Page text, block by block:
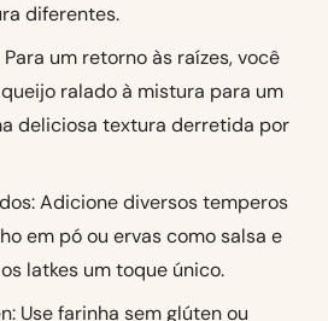
diferentes.
um retorno às raízes, você
ralado à mistura para um
deliciosa textura derretida por
Adicione diversos temperos
em pó ou ervas como salsa e
latkes um toque único.
Use farinha sem glúten ou